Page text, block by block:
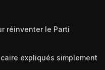
réinventer le Parti
expliqués simplement